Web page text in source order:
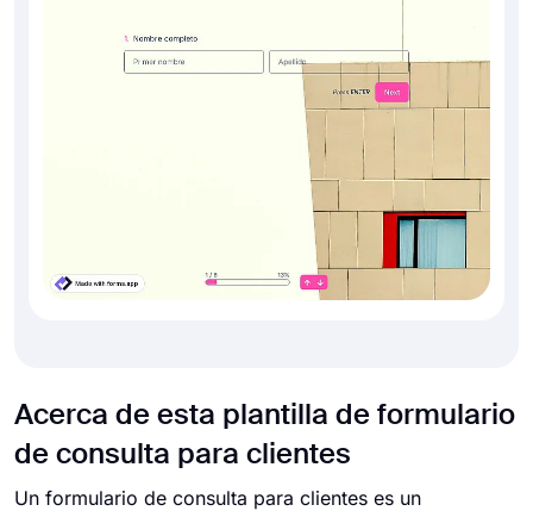
Acerca de esta plantilla de formulario
de consulta para clientes
Un formulario de consulta para clientes es un